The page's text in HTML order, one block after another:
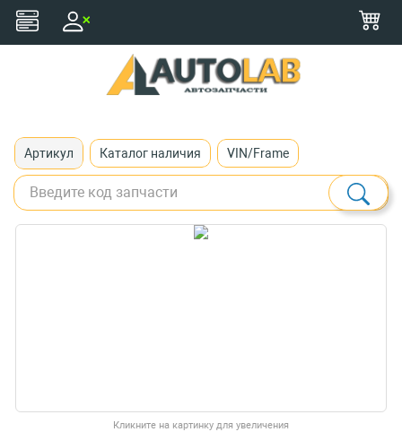
Артикул Каталог наличия VIN/Frame
Кликните на картинку для увеличения